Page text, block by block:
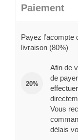
Paiement
Payez l’acompte
livraison (80%)
20%
Afin de
de
Vous
délais